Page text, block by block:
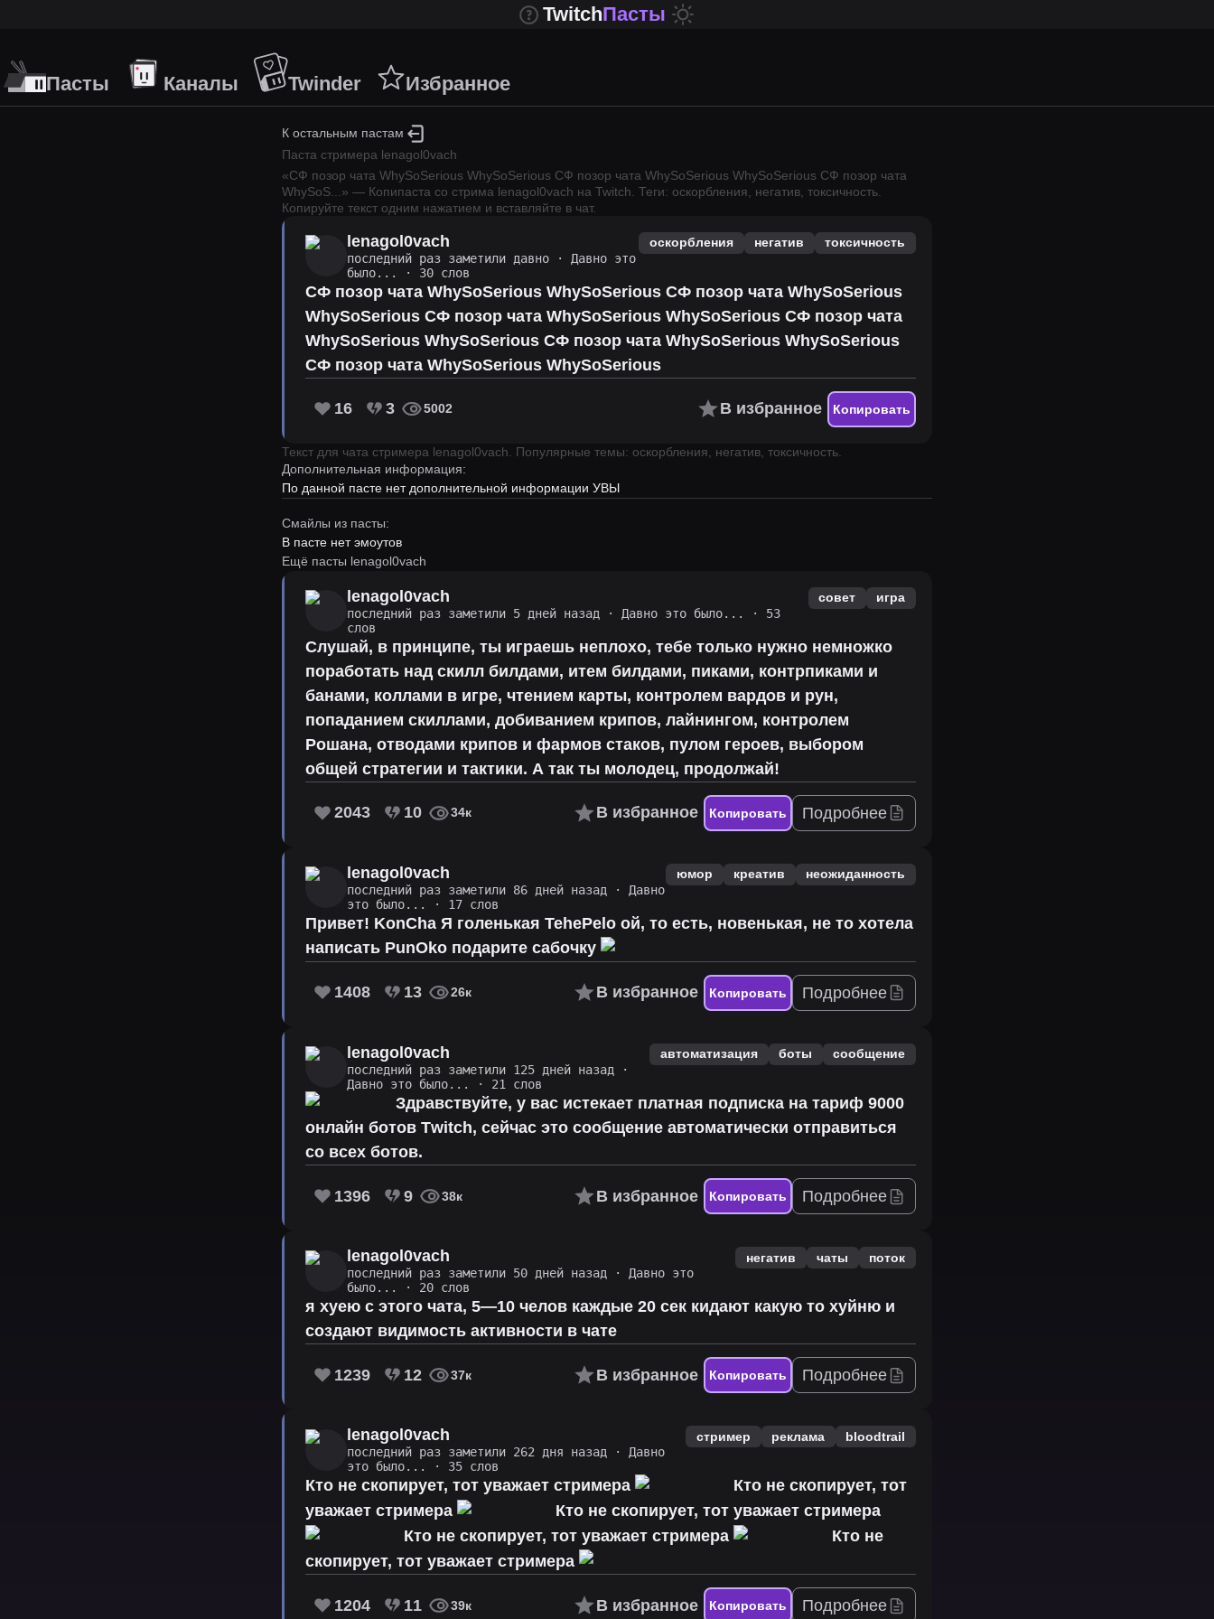
TwitchПасты
Пасты Каналы Twinder Избранное
К остальным пастам
Паста стримера lenagol0vach
«СФ позор чата WhySoSerious WhySoSerious СФ позор чата WhySoSerious WhySoSerious СФ позор чата
WhySoS
» — Копипаста со стрима lenagol0vach на Twitch. Теги: оскорбления, негатив, токсичность.
Копируйте текст одним нажатием и вставляйте в чат.
lenagol0vach
последний раз заметили давно ·
Давно это
было...
· 30 слов
оскорбления негатив токсичность
СФ позор чата WhySoSerious WhySoSerious СФ позор чата WhySoSerious
WhySoSerious СФ позор чата WhySoSerious WhySoSerious СФ позор чата
WhySoSerious WhySoSerious СФ позор чата WhySoSerious WhySoSerious
СФ позор чата WhySoSerious WhySoSerious
16 3 5002 В избранное Копировать
Текст для чата стримера lenagol0vach
Популярные темы: оскорбления, негатив, токсичность.
Дополнительная информация:
По данной пасте нет дополнительной информации УВЫ
Смайлы из пасты:
В пасте нет эмоутов
Ещё пасты lenagol0vach
lenagol0vach
последний раз заметили 5 дней назад · Давно это было...
· 53
слов
совет игра
Слушай, в принципе, ты играешь неплохо, тебе только нужно немножко
поработать над скилл билдами, итем билдами, пиками, контрпиками и
банами, коллами в игре, чтением карты, контролем вардов и рун,
попаданием скиллами, добиванием крипов, лайнингом, контролем
Рошана, отводами крипов и фармов стаков, пулом героев, выбором
общей стратегии и тактики. А так ты молодец, продолжай!
2043 10 34к В избранное Копировать Подробнее
lenagol0vach
последний раз заметили 86 дней назад ·
Давно
это было...
· 17 слов
юмор креатив неожиданность
Привет! KonCha Я голенькая TehePelo ой, то есть, новенькая, не то хотела
написать PunOko подарите сабочку
1408 13 26к В избранное Копировать Подробнее
lenagol0vach
последний раз заметили 125 дней назад ·
Давно это было...
· 21 слов
автоматизация боты сообщение
Здравствуйте, у вас истекает платная подписка на тариф 9000
онлайн бoтoв Тwitch, сейчас это сообщение автоматически отправиться
со всех бoтoв.
1396 9 38к В избранное Копировать Подробнее
lenagol0vach
последний раз заметили 50 дней назад ·
Давно это
было...
· 20 слов
негатив чаты поток
я хуею с этого чата, 5—10 челов каждые 20 сек кидают какую то хуйню и
создают видимость активности в чате
1239 12 37к В избранное Копировать Подробнее
lenagol0vach
последний раз заметили 262 дня назад ·
Давно
это было...
· 35 слов
стример реклама bloodtrail
Кто не скопирует, тот уважает стримера
Кто не скопирует, тот
уважает стримера
Кто не скопирует, тот уважает стримера
Кто не скопирует, тот уважает стримера
Кто не
скопирует, тот уважает стримера
1204 11 39к В избранное Копировать Подробнее